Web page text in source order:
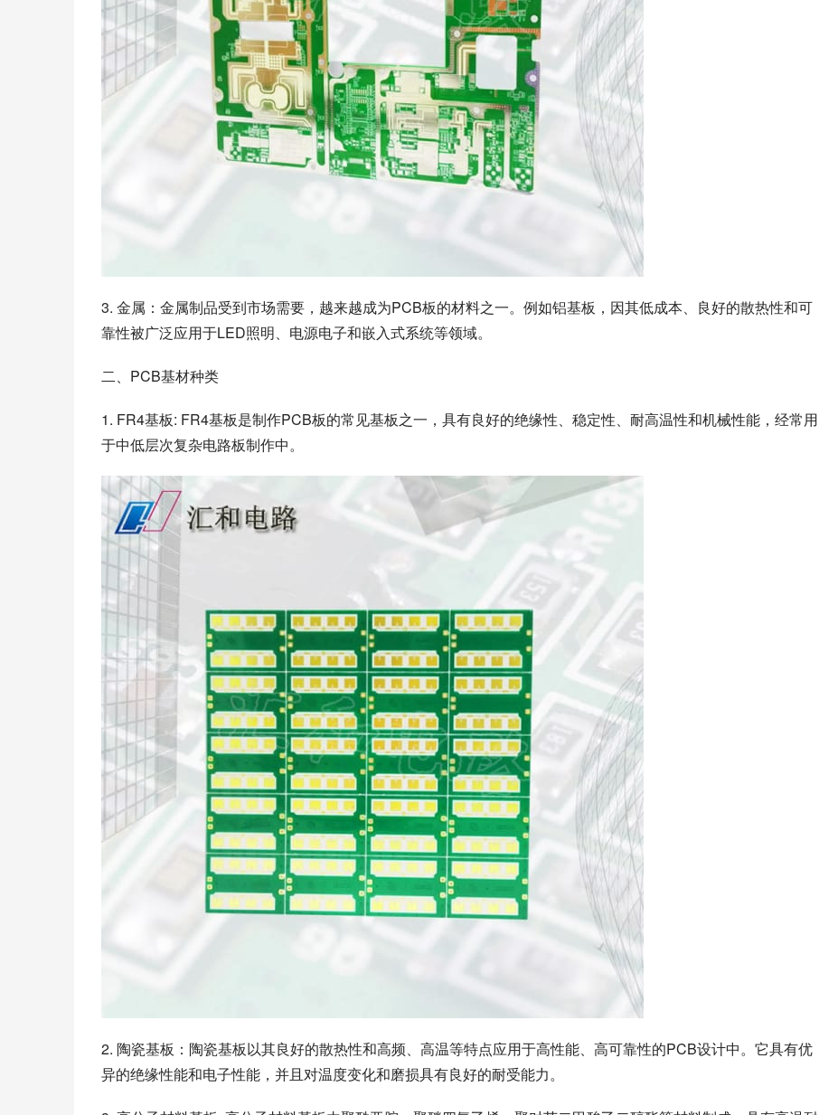
3. 金属：金属制品受到市场需要，越来越成为PCB板的材料之一。例如铝基板，因其低成本、良好的散热性和可
靠性被广泛应用于LED照明、电源电子和嵌入式系统等领域。
二、PCB基材种类
1. FR4基板: FR4基板是制作PCB板的常见基板之一，具有良好的绝缘性、稳定性、耐高温性和机械性能，经常用
于中低层次复杂电路板制作中。
2. 陶瓷基板：陶瓷基板以其良好的散热性和高频、高温等特点应用于高性能、高可靠性的PCB设计中。它具有优
异的绝缘性能和电子性能，并且对温度变化和磨损具有良好的耐受能力。